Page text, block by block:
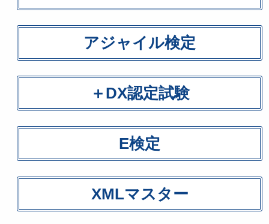
アジャイル検定
＋DX認定試験
E検定
XMLマスター